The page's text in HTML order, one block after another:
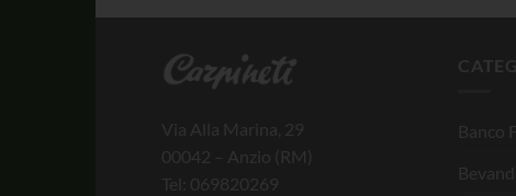
Via Alla Marina, 29
00042 – Anzio (RM)
Tel: 069820269
Banco
Bevande